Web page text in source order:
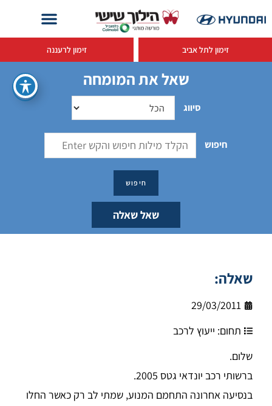
זימון לתל אביב זימון לרעננה
שאל את המומחה
סיווג
חיפוש
שאל שאלה
שאלה:
29/03/2011
תחום: ייעוץ לרכב
שלום.
ברשותי רכב יונדאי גטס 2005.
בנסיעה אחרונה התחמם המנוע, שמתי לב רק כאשר החלו